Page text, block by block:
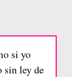
si yo
sin ley de